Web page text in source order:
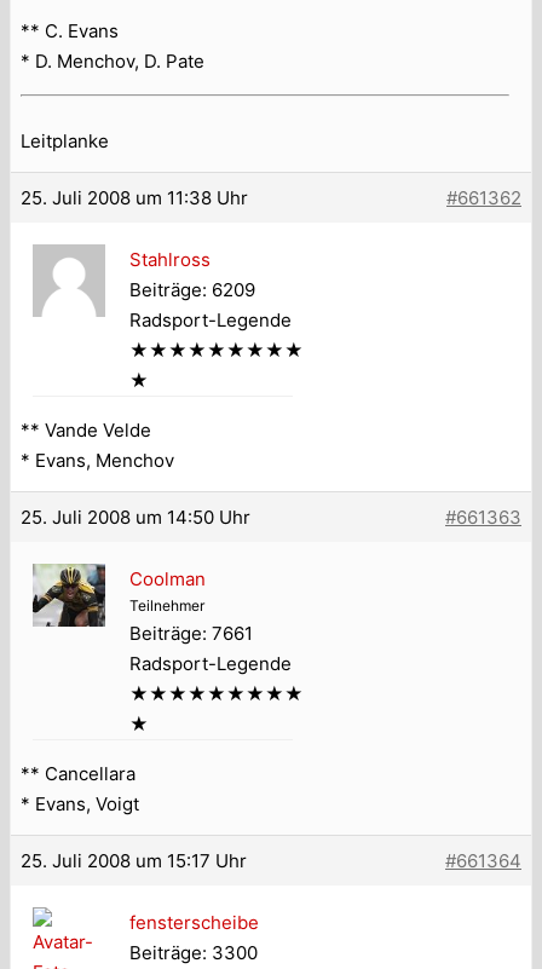
** C. Evans
* D. Menchov, D. Pate
Leitplanke
25. Juli 2008 um 11:38 Uhr #661362
Stahlross
Beiträge: 6209
Radsport-Legende
★★★★★★★★★
★
** Vande Velde
* Evans, Menchov
25. Juli 2008 um 14:50 Uhr #661363
Coolman
Teilnehmer
Beiträge: 7661
Radsport-Legende
★★★★★★★★★
★
** Cancellara
* Evans, Voigt
25. Juli 2008 um 15:17 Uhr #661364
fensterscheibe
Beiträge: 3300